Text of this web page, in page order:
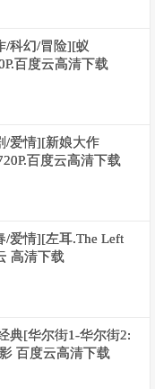
/科幻/冒险][蚁
百度云高清下载
/爱情][新娘大作
百度云高清下载
/爱情][左耳.The Left
高清下载
典[华尔街1-华尔街2:
百度云高清下载